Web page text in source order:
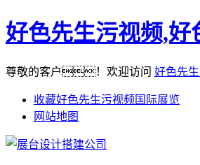
好色先生污视频,
尊敬的客户！欢迎访问 好色先
收藏好色先生污视频国际展览
网站地图